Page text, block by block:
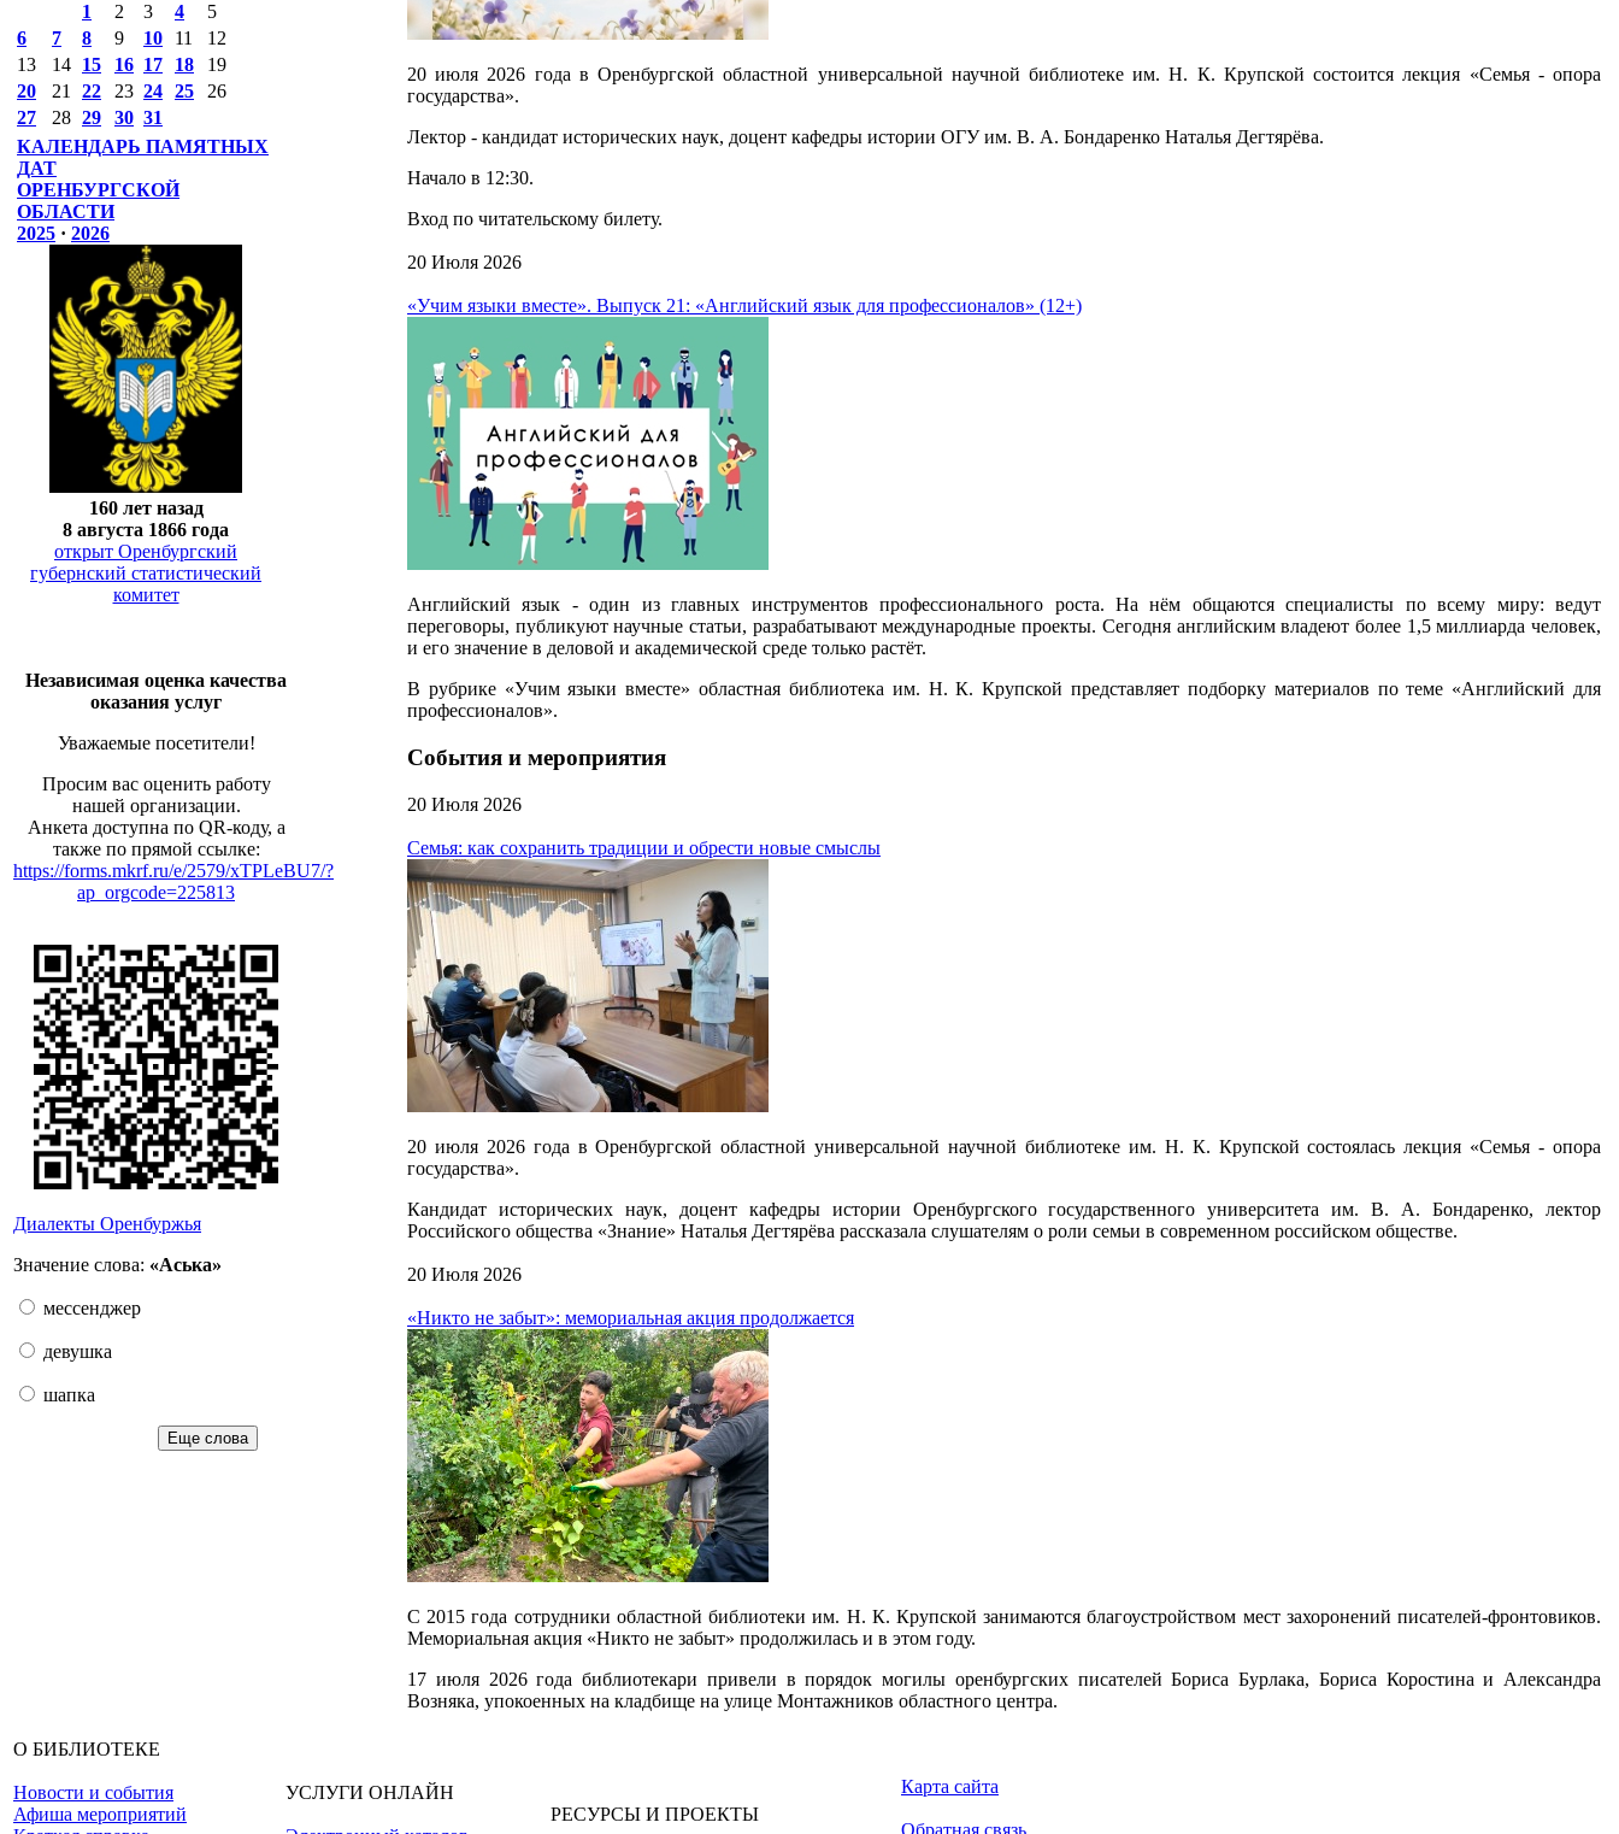
1
2 3 4
5
6
7 8 9 10 11
12
13
14 15 16 17 18
19
20
21 22 23 24 25
26
27
28 29 30 31
КАЛЕНДАРЬ ПАМЯТНЫХ
ДАТ
ОРЕНБУРГСКОЙ
ОБЛАСТИ
2025 · 2026
160 лет назад
8 августа 1866 года
открыт Оренбургский
губернский статистический
комитет
Независимая оценка качества
оказания услуг
Уважаемые посетители!
Просим вас оценить работу
нашей организации.
Анкета доступна по QR-коду, а
также по прямой ссылке:
https://forms.mkrf.ru/e/2579/xTPLeBU7/?
ap_orgcode=225813
Диалекты Оренбуржья
Значение слова: «Аська»
мессенджер
девушка
шапка
Еще слова
20 июля 2026 года в Оренбургской областной универсальной научной библиотеке им. Н. К. Крупской состоится лекция «Семья - опора
государства».
Лектор - кандидат исторических наук, доцент кафедры истории ОГУ им. В. А. Бондаренко Наталья Дегтярёва.
Начало в 12:30.
Вход по читательскому билету.
20 Июля 2026
«Учим языки вместе». Выпуск 21: «Английский язык для профессионалов» (12+)
Английский язык - один из главных инструментов профессионального роста. На нём общаются специалисты по всему миру: ведут
переговоры, публикуют научные статьи, разрабатывают международные проекты. Сегодня английским владеют более 1,5 миллиарда человек,
и его значение в деловой и академической среде только растёт.
В рубрике «Учим языки вместе» областная библиотека им. Н. К. Крупской представляет подборку материалов по теме «Английский для
профессионалов».
События и мероприятия
20 Июля 2026
Семья: как сохранить традиции и обрести новые смыслы
20 июля 2026 года в Оренбургской областной универсальной научной библиотеке им. Н. К. Крупской состоялась лекция «Семья - опора
государства».
Кандидат исторических наук, доцент кафедры истории Оренбургского государственного университета им. В. А. Бондаренко, лектор
Российского общества «Знание» Наталья Дегтярёва рассказала слушателям о роли семьи в современном российском обществе.
20 Июля 2026
«Никто не забыт»: мемориальная акция продолжается
С 2015 года сотрудники областной библиотеки им. Н. К. Крупской занимаются благоустройством мест захоронений писателей-фронтовиков.
Мемориальная акция «Никто не забыт» продолжилась и в этом году.
17 июля 2026 года библиотекари привели в порядок могилы оренбургских писателей Бориса Бурлака, Бориса Коростина и Александра
Возняка, упокоенных на кладбище на улице Монтажников областного центра.
О БИБЛИОТЕКЕ
Новости и события
Афиша мероприятий
УСЛУГИ ОНЛАЙН
РЕСУРСЫ И ПРОЕКТЫ
Карта сайта
Обратная связь